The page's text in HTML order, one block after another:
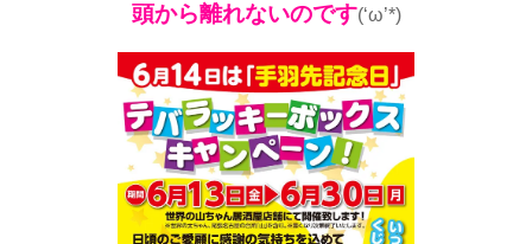
頭から離れないのです(‘ω’*)